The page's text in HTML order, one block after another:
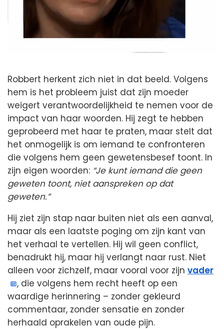
Robbert herkent zich niet in dat beeld. Volgens
hem is het probleem juist dat zijn moeder
weigert verantwoordelijkheid te nemen voor de
impact van haar woorden. Hij zegt te hebben
geprobeerd met haar te praten, maar stelt dat
het onmogelijk is om iemand te confronteren
die volgens hem geen gewetensbesef toont. In
zijn eigen woorden: “Je kunt iemand die geen
geweten toont, niet aanspreken op dat
geweten.”
Hij ziet zijn stap naar buiten niet als een aanval,
maar als een laatste poging om zijn kant van
het verhaal te vertellen. Hij wil geen conflict,
benadrukt hij, maar hij verlangt naar rust. Niet
alleen voor zichzelf, maar vooral voor zijn vader
, die volgens hem recht heeft op een
waardige herinnering – zonder gekleurd
commentaar, zonder sensatie en zonder
herhaald oprakelen van oude pijn.